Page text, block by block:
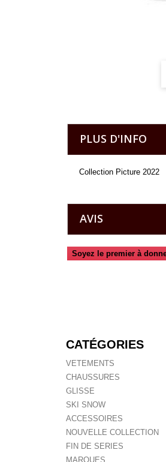
PLUS D'INFO
Collection Picture 2022
AVIS
Soyez le premier à
CATÉGORIES
VETEMENTS
CHAUSSURES
GLISSE
SKI SNOW
ACCESSOIRES
NOUVELLE COLLECTION
FIN DE SERIES
MARQUES